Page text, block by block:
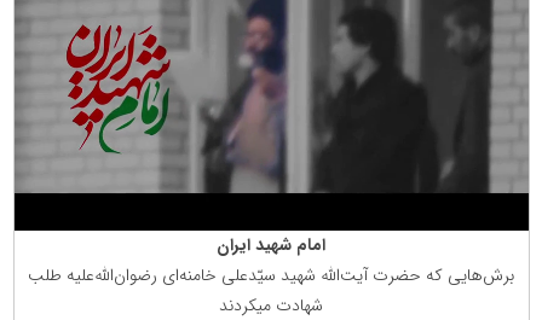
امام شهید ایران
برش‌هایی كه حضرت آیت‌الله شهید سیّدعلی خامنه‌ای رضوان‌الله‌علیه طلب
شهادت میكردند